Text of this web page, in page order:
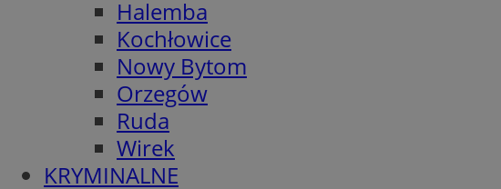
Halemba
Kochłowice
Nowy Bytom
Orzegów
Ruda
Wirek
KRYMINALNE